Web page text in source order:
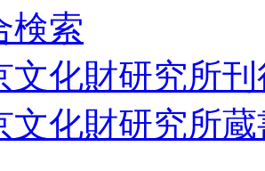
検索
文化財研究所
文化財研究所